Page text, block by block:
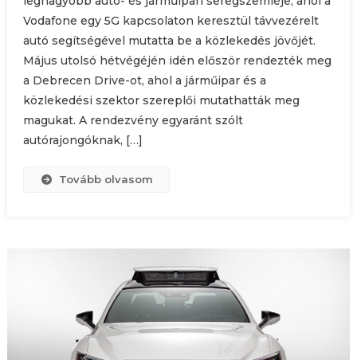
Vodafone egy 5G kapcsolaton keresztül távvezérelt
autó segítségével mutatta be a közlekedés jövőjét.
Május utolsó hétvégéjén idén először rendezték meg
a Debrecen Drive-ot, ahol a járműipar és a
közlekedési szektor szereplői mutathatták meg
magukat. A rendezvény egyaránt szólt
autórajongóknak, […]
Tovább olvasom